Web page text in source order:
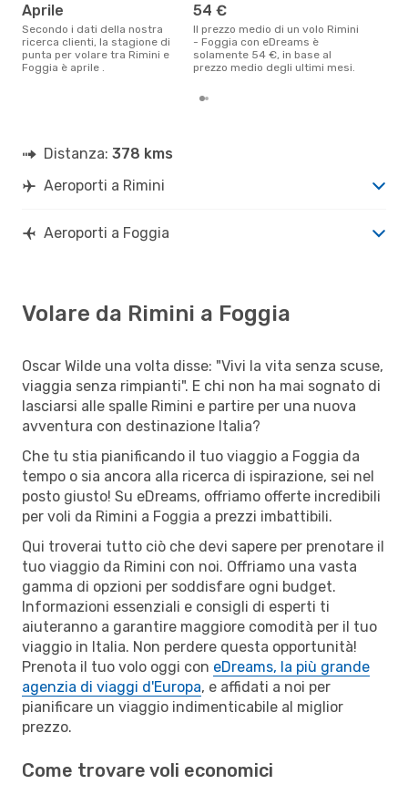
aprile
Secondo i dati della nostra
ricerca clienti, la stagione di
punta per volare tra Rimini e
Foggia è aprile .
54 €
Il prezzo medio di un volo Rimini
- Foggia con eDreams è
solamente 54 €, in base al
prezzo medio degli ultimi mesi.
Distanza: 378 kms
Aeroporti a Rimini
Aeroporti a Foggia
Volare da Rimini a Foggia
Oscar Wilde una volta disse: "Vivi la vita senza scuse,
viaggia senza rimpianti". E chi non ha mai sognato di
lasciarsi alle spalle Rimini e partire per una nuova
avventura con destinazione Italia?
Che tu stia pianificando il tuo viaggio a Foggia da
tempo o sia ancora alla ricerca di ispirazione, sei nel
posto giusto! Su eDreams, offriamo offerte incredibili
per voli da Rimini a Foggia a prezzi imbattibili.
Qui troverai tutto ciò che devi sapere per prenotare il
tuo viaggio da Rimini con noi. Offriamo una vasta
gamma di opzioni per soddisfare ogni budget.
Informazioni essenziali e consigli di esperti ti
aiuteranno a garantire maggiore comodità per il tuo
viaggio in Italia. Non perdere questa opportunità!
Prenota il tuo volo oggi con eDreams, la più grande
agenzia di viaggi d'Europa, e affidati a noi per
pianificare un viaggio indimenticabile al miglior
prezzo.
Come trovare voli economici